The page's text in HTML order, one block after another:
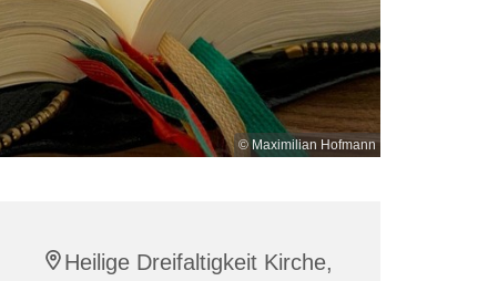
© Maximilian Hofmann
Heilige Dreifaltigkeit Kirche,